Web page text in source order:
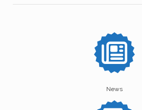
pagination
News